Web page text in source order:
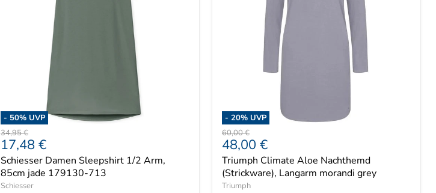
- 50% UVP
Ursprünglicher
Preis
34,95 €
Aktueller
Preis
17,48 €
Schiesser Damen Sleepshirt 1/2 Arm,
85cm jade 179130-713
Schiesser
- 20% UVP
Ursprünglicher
Preis
60,00 €
Aktueller
Preis
48,00 €
Triumph Climate Aloe Nachthemd
(Strickware), Langarm morandi grey
Triumph